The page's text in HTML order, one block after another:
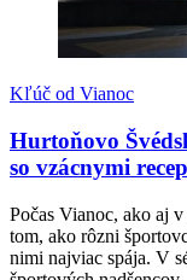
Kľúč od Vianoc
Hurtoňovo
so vzácnymi
Počas Vianoc, ako aj
tom, ako rôzni
nimi najviac spája. V